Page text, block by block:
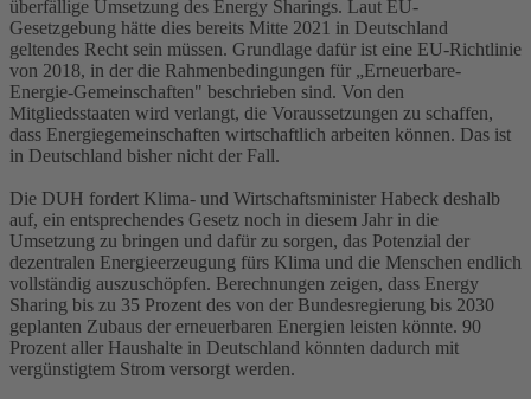
überfällige Umsetzung des Energy Sharings. Laut EU-
Gesetzgebung hätte dies bereits Mitte 2021 in Deutschland
geltendes Recht sein müssen. Grundlage dafür ist eine EU-Richtlinie
von 2018, in der die Rahmenbedingungen für „Erneuerbare-
Energie-Gemeinschaften" beschrieben sind. Von den
Mitgliedsstaaten wird verlangt, die Voraussetzungen zu schaffen,
dass Energiegemeinschaften wirtschaftlich arbeiten können. Das ist
in Deutschland bisher nicht der Fall.
Die DUH fordert Klima- und Wirtschaftsminister Habeck deshalb
auf, ein entsprechendes Gesetz noch in diesem Jahr in die
Umsetzung zu bringen und dafür zu sorgen, das Potenzial der
dezentralen Energieerzeugung fürs Klima und die Menschen endlich
vollständig auszuschöpfen. Berechnungen zeigen, dass Energy
Sharing bis zu 35 Prozent des von der Bundesregierung bis 2030
geplanten Zubaus der erneuerbaren Energien leisten könnte. 90
Prozent aller Haushalte in Deutschland könnten dadurch mit
vergünstigtem Strom versorgt werden.